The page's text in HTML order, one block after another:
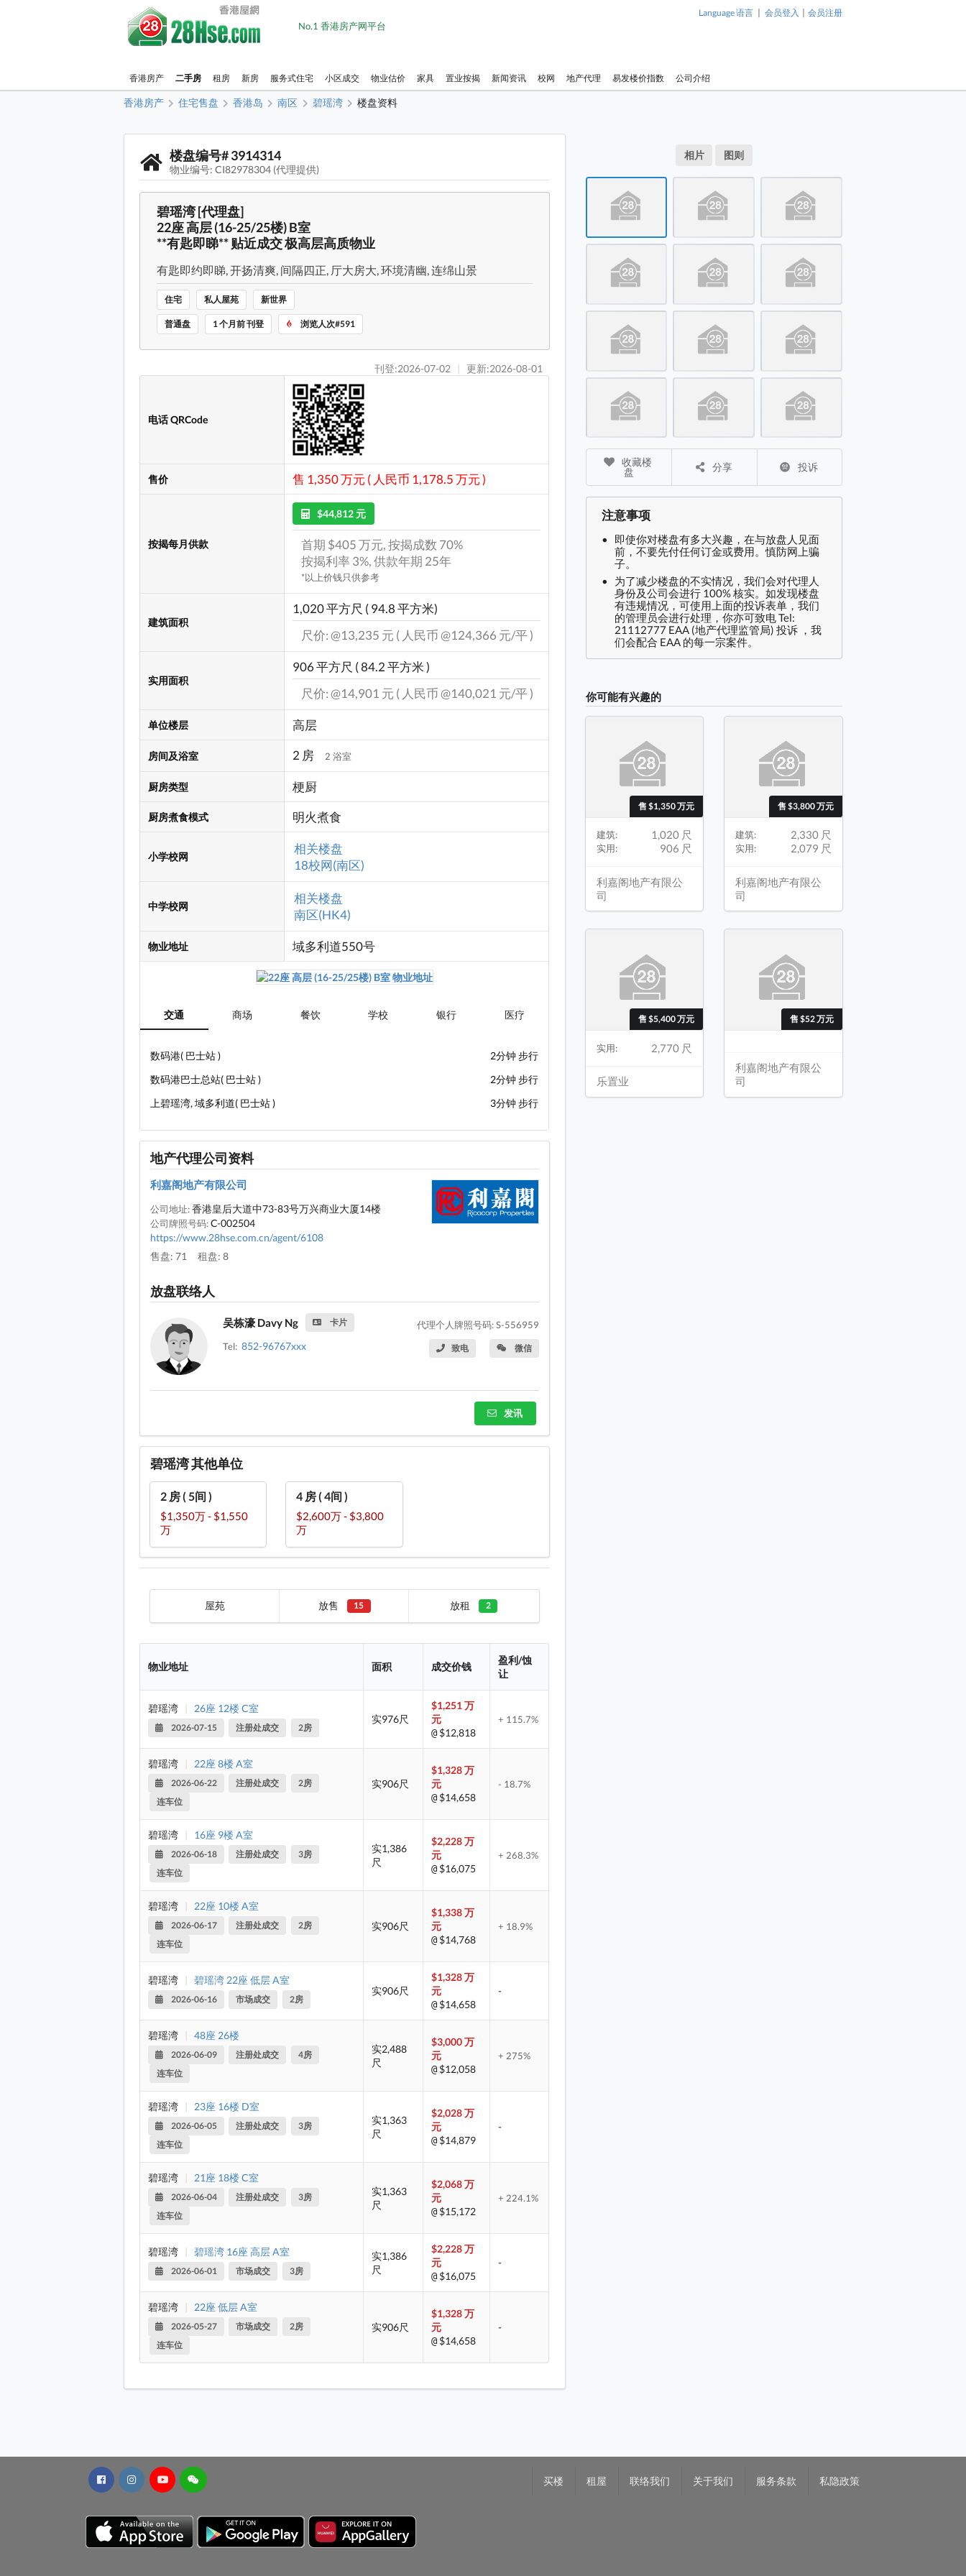
No.1 香港房产网平台
Language 语言 | 会员登入 | 会员注册
香港房产 二手房 租房 新房 服务式住宅 小区成交 物业估价 家具 置业按揭 新闻资讯 校网 地产代理 易发楼价指数 公司介绍
香港房产 住宅售盘 香港岛 南区 碧瑶湾 楼盘资料
楼盘编号# 3914314
物业编号: CI82978304 (代理提供)
碧瑶湾 [代理盘]
22座 高层 (16-25/25楼) B室
**有匙即睇** 贴近成交 极高层高质物业
有匙即约即睇, 开扬清爽, 间隔四正, 厅大房大, 环境清幽, 连绵山景
住宅 私人屋苑 新世界
普通盘 1 个月前 刊登 浏览人次#591
刊登:2026-07-02 | 更新:2026-08-01
电话 QRCode
售价 售 1,350 万元 ( 人民币 1,178.5 万元 )
按揭每月供款
$44,812 元
首期 $405 万元, 按揭成数 70%
按揭利率 3%, 供款年期 25年
*以上价钱只供参考
建筑面积
1,020 平方尺 ( 94.8 平方米)
尺价: @13,235 元 ( 人民币 @124,366 元/平 )
实用面积
906 平方尺 ( 84.2 平方米 )
尺价: @14,901 元 ( 人民币 @140,021 元/平 )
单位楼层 高层
房间及浴室 2 房 2 浴室
厨房类型 梗厨
厨房煮食模式 明火煮食
小学校网
相关楼盘
18校网(南区)
中学校网
相关楼盘
南区(HK4)
物业地址 域多利道550号
交通 商场 餐饮 学校 银行 医疗
数码港( 巴士站 )
2分钟 步行
数码港巴士总站( 巴士站 )
2分钟 步行
上碧瑶湾, 域多利道( 巴士站 )
3分钟 步行
地产代理公司资料
利嘉阁地产有限公司
公司地址:香港皇后大道中73-83号万兴商业大厦14楼
公司牌照号码:C-002504
https://www.28hse.com.cn/agent/6108
售盘: 71
租盘: 8
放盘联络人
吴栋濠 Davy Ng 卡片
代理个人牌照号码: S-556959
Tel: 852-96767xxx 致电 微信
发讯
碧瑶湾 其他单位
2 房 ( 5间 )
$1,350万 - $1,550
万
4 房 ( 4间 )
$2,600万 - $3,800
万
屋苑 放售 15 放租 2
物业地址 面积 成交价钱
盈利/蚀
让
碧瑶湾 | 26座 12楼 C室
2026-07-15 注册处成交 2房
实976尺
$1,251 万
元
@ $12,818
+ 115.7%
碧瑶湾 | 22座 8楼 A室
2026-06-22 注册处成交
2房
连车位
实906尺
$1,328 万
元
@ $14,658
- 18.7%
碧瑶湾 | 16座 9楼 A室
2026-06-18 注册处成交
3房
连车位
实1,386
尺
$2,228 万
元
@ $16,075
+ 268.3%
碧瑶湾 | 22座 10楼 A室
2026-06-17 注册处成交
2房
连车位
实906尺
$1,338 万
元
@ $14,768
+ 18.9%
碧瑶湾 | 碧瑶湾 22座 低层 A室
2026-06-16 市场成交 2房
实906尺
$1,328 万
元
@ $14,658
-
碧瑶湾 | 48座 26楼
2026-06-09 注册处成交
4房
连车位
实2,488
尺
$3,000 万
元
@ $12,058
+ 275%
碧瑶湾 | 23座 16楼 D室
2026-06-05 注册处成交
3房
连车位
实1,363
尺
$2,028 万
元
@ $14,879
-
碧瑶湾 | 21座 18楼 C室
2026-06-04 注册处成交
3房
连车位
实1,363
尺
$2,068 万
元
@ $15,172
+ 224.1%
碧瑶湾 | 碧瑶湾 16座 高层 A室
2026-06-01 市场成交 3房
实1,386
尺
$2,228 万
元
@ $16,075
-
碧瑶湾 | 22座 低层 A室
2026-05-27 市场成交
2房
连车位
实906尺
$1,328 万
元
@ $14,658
-
碧瑶湾 售盘 2 房 , 2 浴室 906 平方尺 ( 84.2 平方米 )
碧瑶湾 售盘 2 房 , 2 浴室 906 平方尺 ( 84.2 平方米 )
碧瑶湾 售盘 2 房 , 2 浴室 906 平方尺 ( 84.2 平方米 )
碧瑶湾 售盘 2 房 , 2 浴室 906 平方尺 ( 84.2 平方米 )
碧瑶湾 售盘 2 房 , 2 浴室 906 平方尺 ( 84.2 平方米 )
碧瑶湾 售盘 2 房 , 2 浴室 906 平方尺 ( 84.2 平方米 )
碧瑶湾 售盘 2 房 , 2 浴室 906 平方尺 ( 84.2 平方米 )
碧瑶湾 售盘 2 房 , 2 浴室 906 平方尺 ( 84.2 平方米 )
碧瑶湾 售盘 2 房 , 2 浴室 906 平方尺 ( 84.2 平方米 )
碧瑶湾 楼层平面图(由 28Hse 提供)
碧瑶湾 单位平面图(由 28Hse 提供)
碧瑶湾 售盘 2 房 ,
2 浴室 906 平方尺
( 84.2 平方米 )
相片 图则
盘
分享 投诉
注意事项
即使你对楼盘有多大兴趣，在与放盘人见面
前，不要先付任何订金或费用。慎防网上骗
子。
为了减少楼盘的不实情况，我们会对代理人
身份及公司会进行 100% 核实。如发现楼盘
有违规情况，可使用上面的投诉表单，我们
的管理员会进行处理，你亦可致电 Tel:
21112777 EAA (地产代理监管局) 投诉 ，我
们会配合 EAA 的每一宗案件。
你可能有兴趣的
售 $1,350 万元
建筑: 1,020 尺
实用: 906 尺
利嘉阁地产有限公
司
售 $3,800 万元
建筑: 2,330 尺
实用: 2,079 尺
利嘉阁地产有限公
司
售 $5,400 万元
实用: 2,770 尺
乐置业
售 $52 万元
利嘉阁地产有限公
司
买楼 租屋 联络我们 关于我们 服务条款 私隐政策